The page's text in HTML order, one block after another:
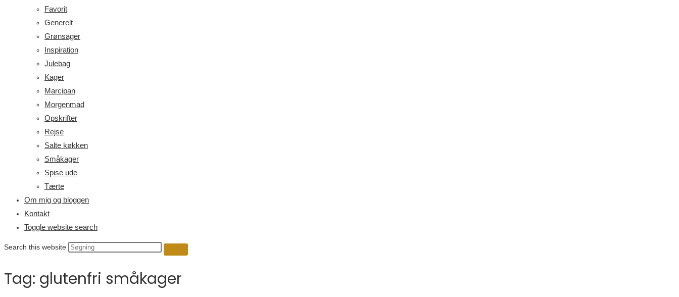
Favorit
Generelt
Grønsager
Inspiration
Julebag
Kager
Marcipan
Morgenmad
Opskrifter
Rejse
Salte køkken
Småkager
Spise ude
Tærte
Om mig og bloggen
Kontakt
Toggle website search
Search this website
Tag: glutenfri småkager